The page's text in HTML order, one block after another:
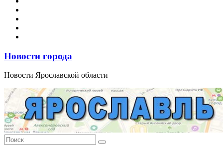
Новости города
Новости Ярославской области